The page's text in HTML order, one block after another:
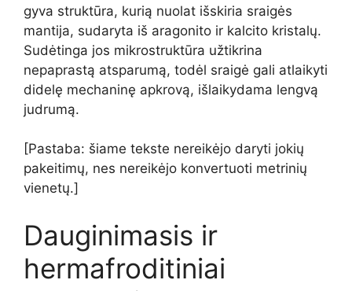
gyva struktūra, kurią nuolat išskiria sraigės
mantija, sudaryta iš aragonito ir kalcito kristalų.
Sudėtinga jos mikrostruktūra užtikrina
nepaprastą atsparumą, todėl sraigė gali atlaikyti
didelę mechaninę apkrovą, išlaikydama lengvą
judrumą.
[Pastaba: šiame tekste nereikėjo daryti jokių
pakeitimų, nes nereikėjo konvertuoti metrinių
vienetų.]
Dauginimasis ir
hermafroditiniai